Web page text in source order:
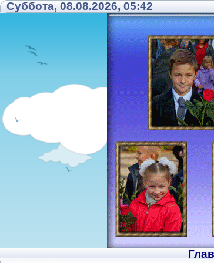
Суббота, 08.08.2026, 05:42